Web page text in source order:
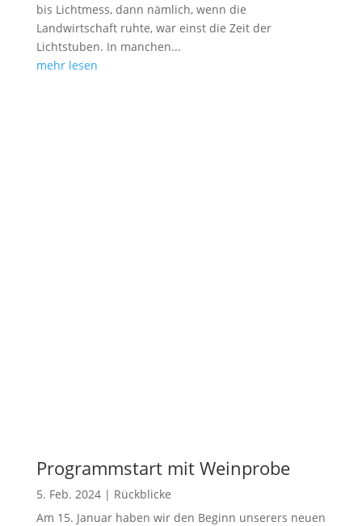
bis Lichtmess, dann nämlich, wenn die
Landwirtschaft ruhte, war einst die Zeit der
Lichtstuben. In manchen...
mehr lesen
Programmstart mit Weinprobe
5. Feb. 2024| Rückblicke
Am 15. Januar haben wir den Beginn unserers neuen